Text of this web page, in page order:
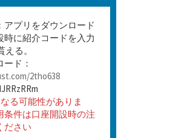
アプリをダウンロード
時に紹介コードを入力
る。
ド：
2tho638
る可能性がありま
条件は口座開設時の注
ださい